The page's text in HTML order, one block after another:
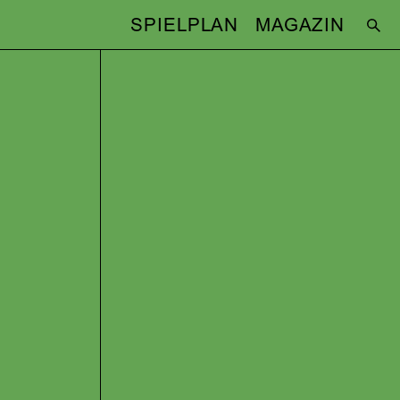
SPIELPLAN MAGAZIN